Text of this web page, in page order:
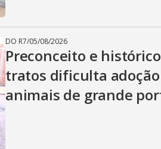
DO R7/05/08/2026
Preconceito e
tratos dificulta
animais de grande